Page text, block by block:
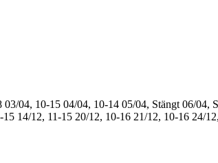
03/04, 10-15 04/04, 10-14 05/04, Stängt 06/04,
15 14/12, 11-15 20/12, 10-16 21/12, 10-16 24/